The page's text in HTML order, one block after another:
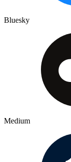
Bluesky
Medium